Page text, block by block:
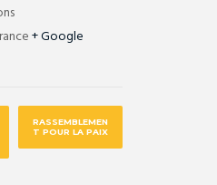
+ Google
RASSEMBLEMEN
T POUR LA PAIX